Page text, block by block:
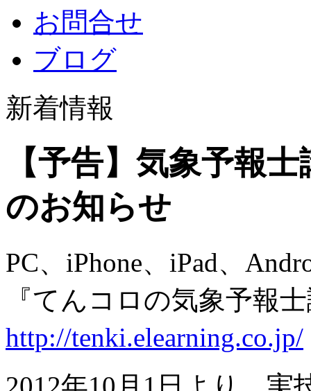
お問合せ
ブログ
新着情報
【予告】気象予報
のお知らせ
PC、iPhone、iPad、
『てんコロの気象予報
http://tenki.elearning.co.jp/